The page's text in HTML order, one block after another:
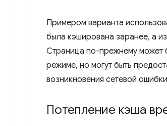
Примером варианта
была кэширована заранее, а
Страница по-прежнему может
режиме, но могут быть
возникновения сетевой
Потепление кэша